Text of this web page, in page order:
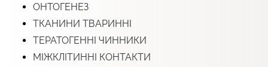
ОНТОГЕНЕЗ
ТКАНИНИ ТВАРИННІ
ТЕРАТОГЕННІ ЧИННИКИ
МІЖКЛІТИННІ КОНТАКТИ